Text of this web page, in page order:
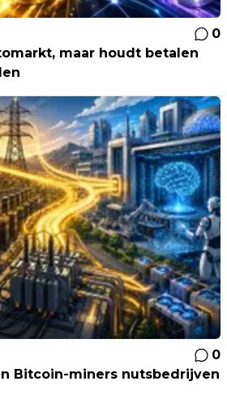
0
maar houdt betalen
0
Bitcoin-miners nutsbedrijven